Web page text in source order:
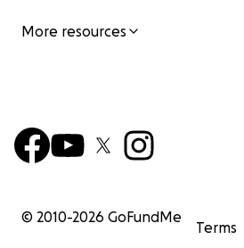
More resources
© 2010-2026 GoFundMe
Terms